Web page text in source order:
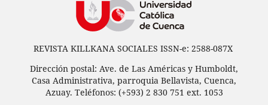
REVISTA KILLKANA SOCIALES ISSN-e: 2588-087X
Dirección postal: Ave. de Las Américas y Humboldt,
Casa Administrativa, parroquia Bellavista, Cuenca,
Azuay. Teléfonos: (+593) 2 830 751 ext. 1053